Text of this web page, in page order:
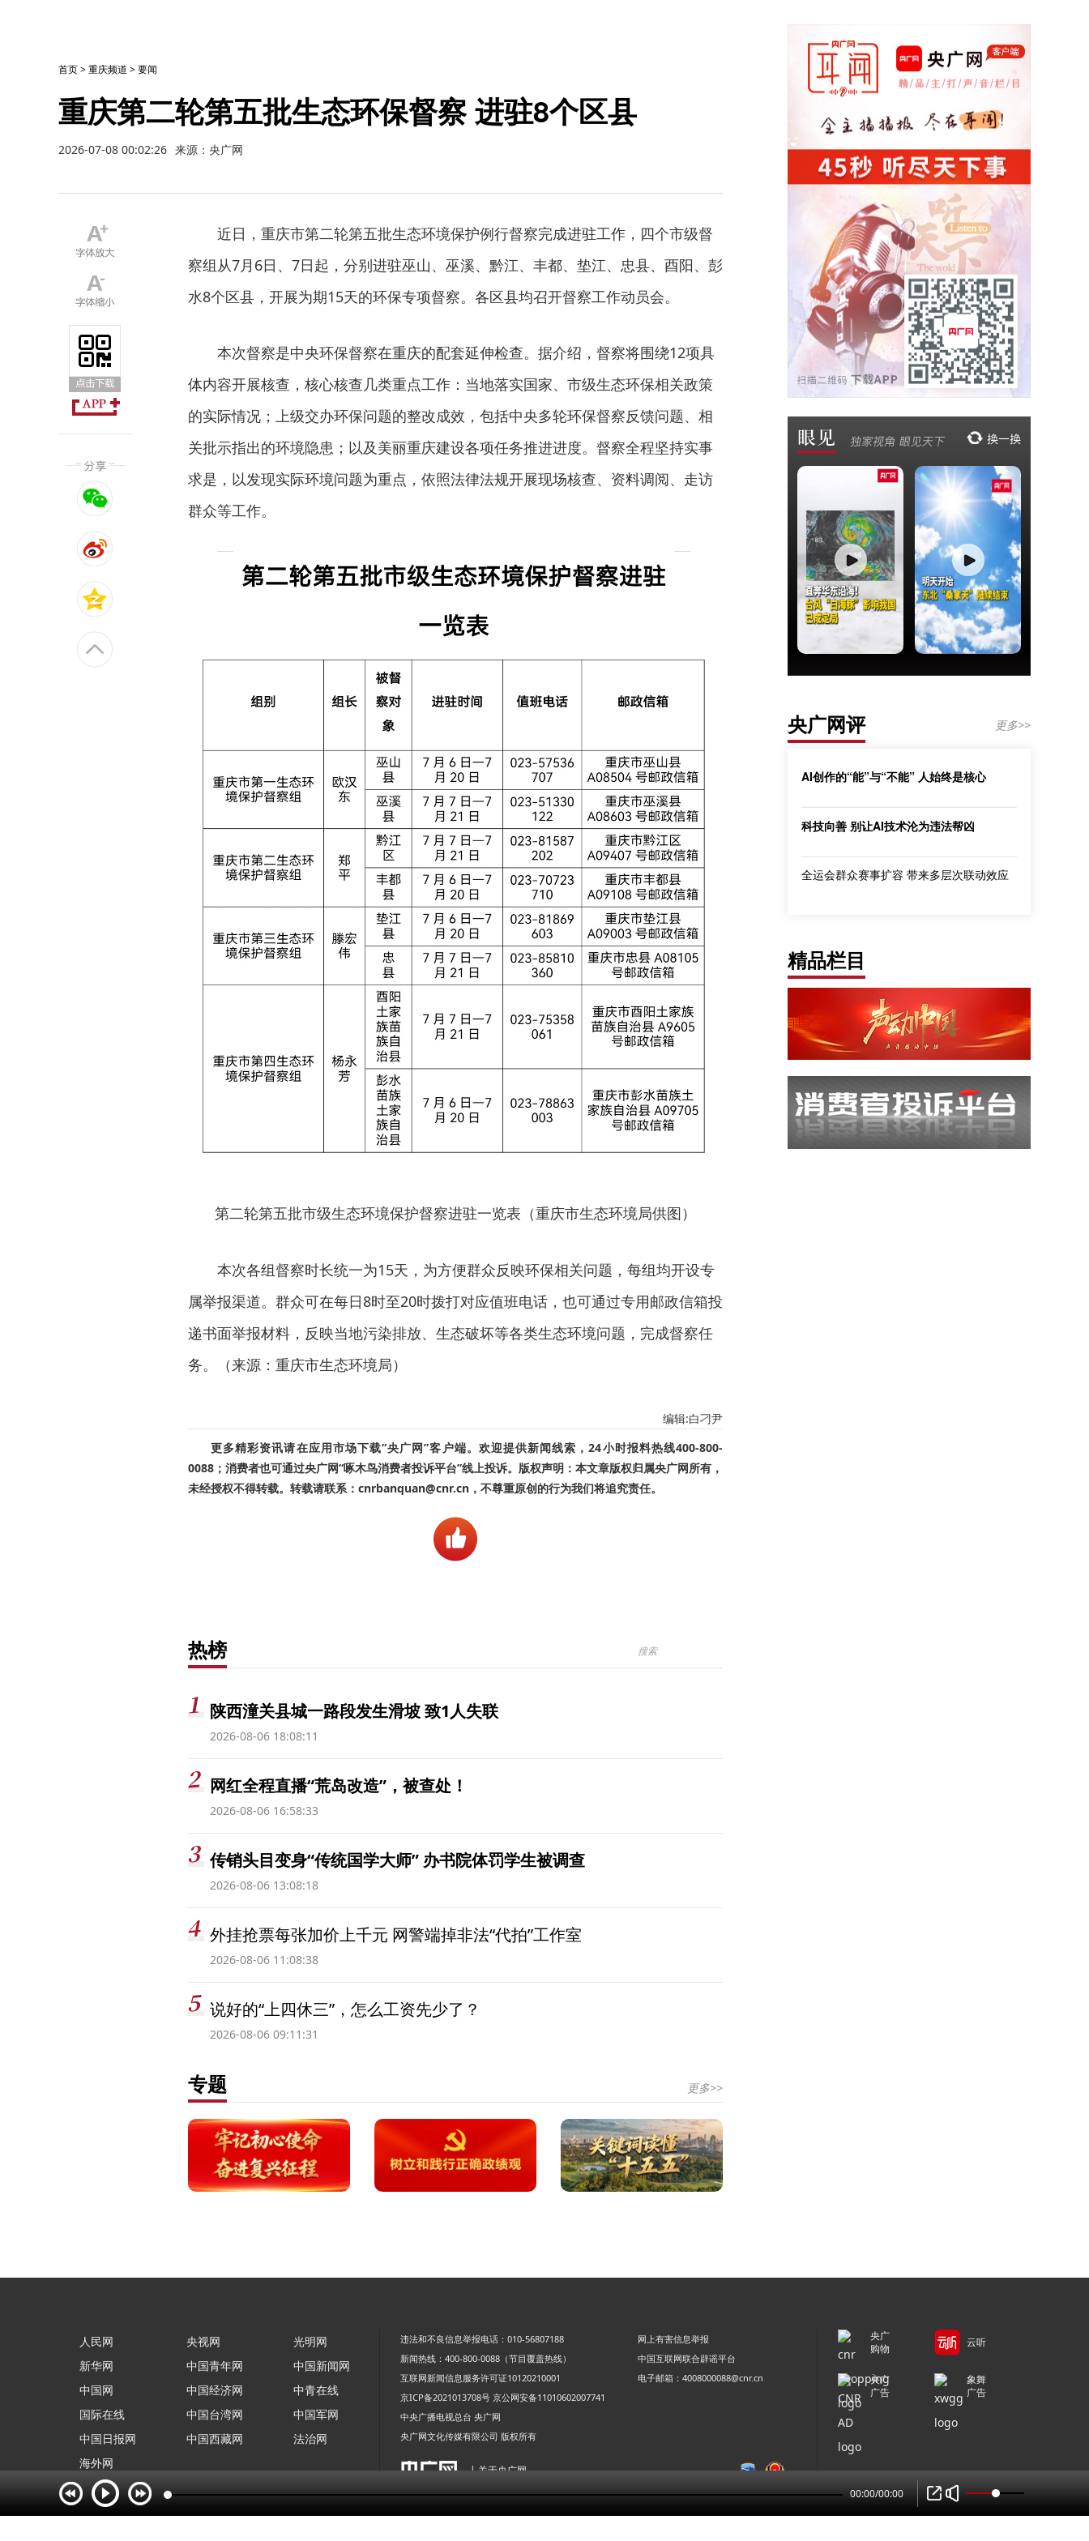
首页>重庆频道 >要闻
重庆第二轮第五批生态环保督察 进驻8个区县
2026-07-08 00:02:26 来源：央广网
近日，重庆市第二轮第五批生态环境保护例行督察完成进驻工作，四个市级督
察组从7月6日、7日起，分别进驻巫山、巫溪、黔江、丰都、垫江、忠县、酉阳、彭
水8个区县，开展为期15天的环保专项督察。各区县均召开督察工作动员会。
本次督察是中央环保督察在重庆的配套延伸检查。据介绍，督察将围绕12项具
体内容开展核查，核心核查几类重点工作：当地落实国家、市级生态环保相关政策
的实际情况；上级交办环保问题的整改成效，包括中央多轮环保督察反馈问题、相
关批示指出的环境隐患；以及美丽重庆建设各项任务推进进度。督察全程坚持实事
求是，以发现实际环境问题为重点，依照法律法规开展现场核查、资料调阅、走访
群众等工作。
第二轮第五批市级生态环境保护督察进驻一览表（重庆市生态环境局供图）
本次各组督察时长统一为15天，为方便群众反映环保相关问题，每组均开设专
属举报渠道。群众可在每日8时至20时拨打对应值班电话，也可通过专用邮政信箱投
递书面举报材料，反映当地污染排放、生态破坏等各类生态环境问题，完成督察任
务。（来源：重庆市生态环境局）
编辑:白刁尹
更多精彩资讯请在应用市场下载“央广网”客户端。欢迎提供新闻线索，24小时报料热线400-800-
0088；消费者也可通过央广网“啄木鸟消费者投诉平台”线上投诉。版权声明：本文章版权归属央广网所有，
未经授权不得转载。转载请联系：cnrbanquan@cnr.cn，不尊重原创的行为我们将追究责任。
热榜
陕西潼关县城一路段发生滑坡 致1人失联
2026-08-06 18:08:11
网红全程直播“荒岛改造”，被查处！
2026-08-06 16:58:33
传销头目变身“传统国学大师” 办书院体罚学生被调查
2026-08-06 13:08:18
外挂抢票每张加价上千元 网警端掉非法“代拍”工作室
2026-08-06 11:08:38
说好的“上四休三”，怎么工资先少了？
2026-08-06 09:11:31
专题 更多>>
央广网评 更多>>
AI创作的“能”与“不能” 人始终是核心
科技向善 别让AI技术沦为违法帮凶
全运会群众赛事扩容 带来多层次联动效应
精品栏目
人民网
新华网
中国网
国际在线
中国日报网
海外网
央视网
中国青年网
中国经济网
中国台湾网
中国西藏网
光明网
中国新闻网
中青在线
中国军网
法治网
违法和不良信息举报电话：010-56807188
网上有害信息举报
新闻热线：400-800-0088（节目覆盖热线）
中国互联网联合辟谣平台
互联网新闻信息服务许可证10120210001
电子邮箱：4008000088@cnr.cn
京ICP备2021013708号 京公网安备11010602007741
中央广播电视总台 央广网
央广网文化传媒有限公司 版权所有
| 关于央广网
央广
购物
云听
央广
广告
象舞
广告
00:00/00:00